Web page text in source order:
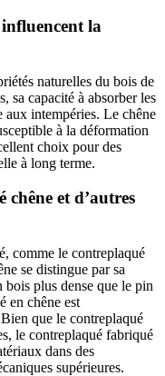
la
naturelles du bois de
sa capacité à absorber les
aux intempéries. Le chêne
à la déformation
choix pour des
à long terme.
chêne et d’autres
comme le contreplaqué
se distingue par sa
bois plus dense que le pin
en chêne est
que le contreplaqué
le contreplaqué fabriqué
dans des
supérieures.